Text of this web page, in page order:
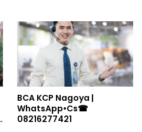
BCA KCP Nagoya |
WhatsApp•Cs☎
08216277421